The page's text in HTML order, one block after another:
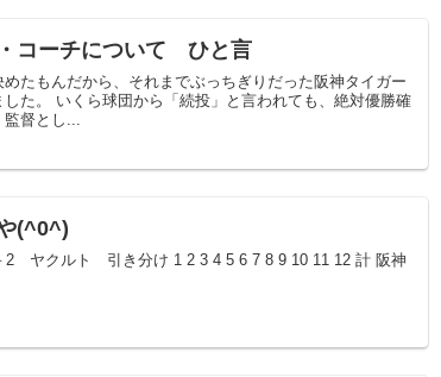
コーチについて ひと言
たもんだから、それまでぶっちぎりだった阪神タイガー
た。 いくら球団から「続投」と言われても、絶対優勝確
督とし...
(^0^)
ヤクルト 引き分け 1 2 3 4 5 6 7 8 9 10 11 12 計 阪神